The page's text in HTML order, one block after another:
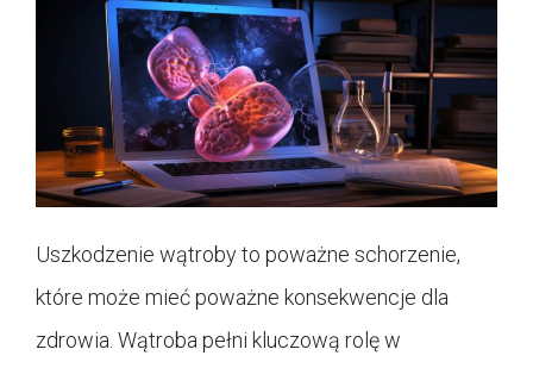
Uszkodzenie wątroby to poważne schorzenie,
które może mieć poważne konsekwencje dla
zdrowia. Wątroba pełni kluczową rolę w